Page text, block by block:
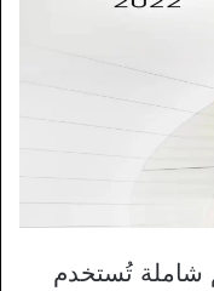
شاملة تُستخدم